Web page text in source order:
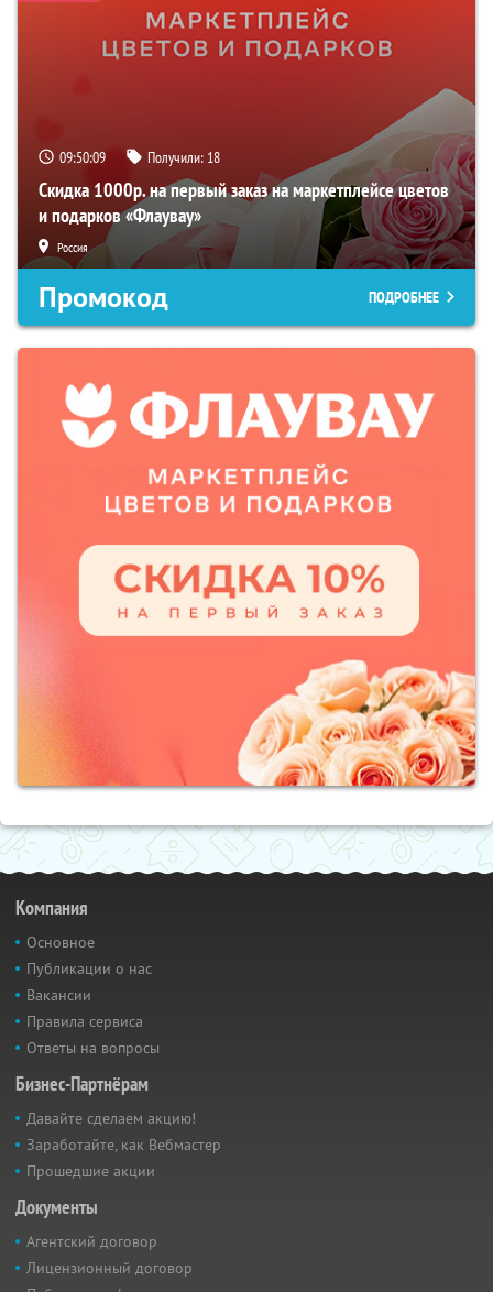
09:50:08 Получили: 18
Скидка 1000р. на первый заказ на маркетплейсе цветов
и подарков «Флаувау»
Россия
Промокод ПОДРОБНЕЕ
Компания
Основное
Публикации о нас
Вакансии
Правила сервиса
Ответы на вопросы
Бизнес-Партнёрам
Давайте сделаем акцию!
Заработайте, как Вебмастер
Прошедшие акции
Документы
Агентский договор
Лицензионный договор